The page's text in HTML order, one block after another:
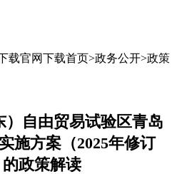
载官网下载首页>政务公开>政策
）自由贸易试验区青岛
施方案（2025年修订
政策解读